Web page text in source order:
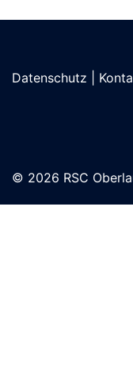
Datenschutz
© 2026 RSC